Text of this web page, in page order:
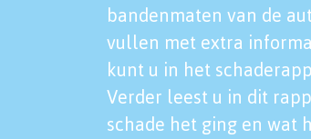
bandenmaten van de
vullen met extra
kunt u in het
Verder leest u in dit
schade het ging en wat